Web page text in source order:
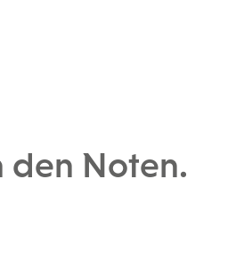
den Noten.